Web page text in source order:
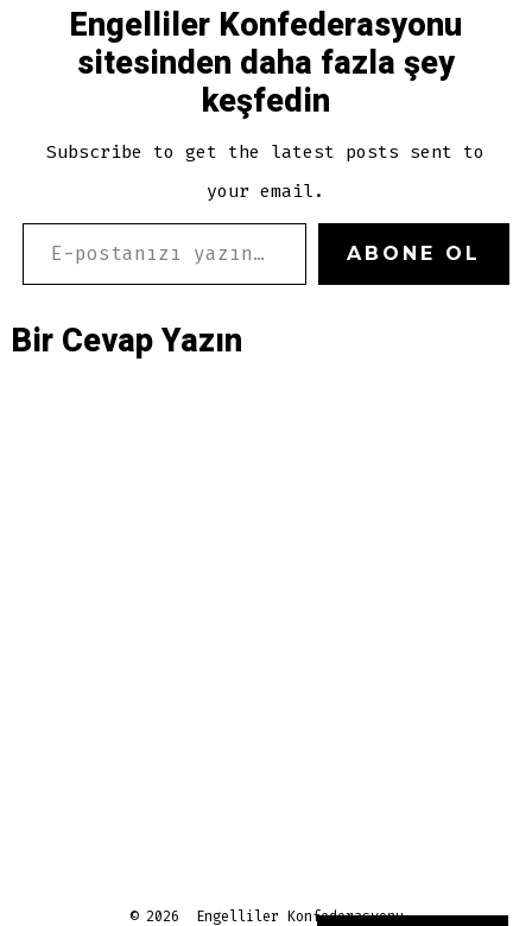
Engelliler Konfederasyonu
sitesinden daha fazla şey
keşfedin
Subscribe to get the latest posts sent to
your email.
E-POSTANIZI YAZIN…
ABONE OL
Bir Cevap Yazın
© 2026 Engelliler Konfederasyonu